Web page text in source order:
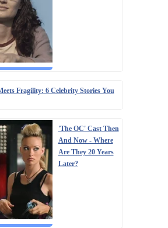
Fragility: 6 Celebrity Stories You
'The OC' Cast Then
And Now - Where
Are They 20 Years
Later?